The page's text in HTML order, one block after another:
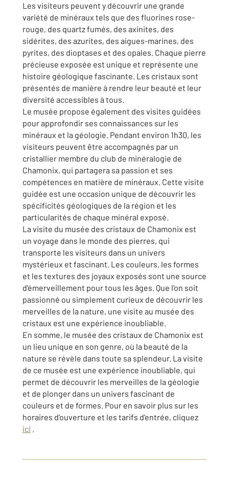
Les visiteurs peuvent y découvrir une grande
variété de minéraux tels que des fluorines rose-
rouge, des quartz fumés, des axinites, des
sidérites, des azurites, des aigues-marines, des
pyrites, des dioptases et des opales. Chaque pierre
précieuse exposée est unique et représente une
histoire géologique fascinante. Les cristaux sont
présentés de manière à rendre leur beauté et leur
diversité accessibles à tous.
Le musée propose également des visites guidées
pour approfondir ses connaissances sur les
minéraux et la géologie. Pendant environ 1h30, les
visiteurs peuvent être accompagnés par un
cristallier membre du club de minéralogie de
Chamonix, qui partagera sa passion et ses
compétences en matière de minéraux. Cette visite
guidée est une occasion unique de découvrir les
spécificités géologiques de la région et les
particularités de chaque minéral exposé.
La visite du musée des cristaux de Chamonix est
un voyage dans le monde des pierres, qui
transporte les visiteurs dans un univers
mystérieux et fascinant. Les couleurs, les formes
et les textures des joyaux exposés sont une source
d'émerveillement pour tous les âges. Que l'on soit
passionné ou simplement curieux de découvrir les
merveilles de la nature, une visite au musée des
cristaux est une expérience inoubliable.
En somme, le musée des cristaux de Chamonix est
un lieu unique en son genre, où la beauté de la
nature se révèle dans toute sa splendeur. La visite
de ce musée est une expérience inoubliable, qui
permet de découvrir les merveilles de la géologie
et de plonger dans un univers fascinant de
couleurs et de formes. Pour en savoir plus sur les
horaires d'ouverture et les tarifs d'entrée, cliquez
ici .